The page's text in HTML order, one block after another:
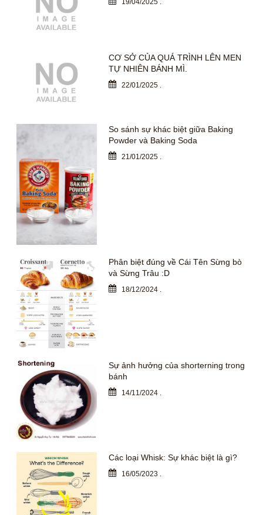
19/04/2025 .
CƠ SỞ CỦA QUÁ TRÌNH LÊN MEN
TỰ NHIÊN BÁNH MÌ.
22/01/2025
So sánh sự khác biệt giữa Baking
Powder và Baking Soda
21/01/2025 .
Phân biệt đúng về Cái Tên Sừng bò
và Sừng Trâu :D
18/12/2024
Sự ảnh hưởng của shorterning trong
bánh
14/11/2024
Các loại Whisk: Sự khác biệt là gì?
16/05/2023